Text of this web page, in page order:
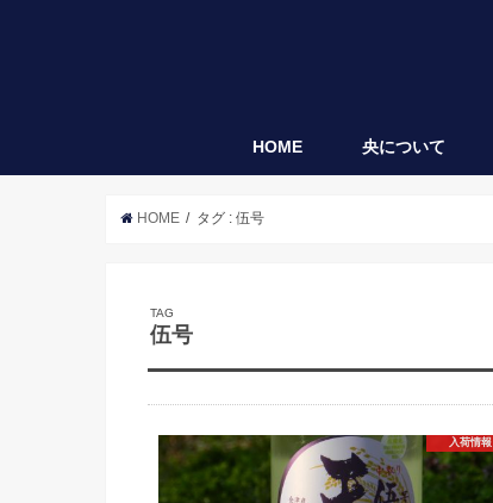
HOME 央について
HOME タグ : 伍号
TAG
伍号
入荷情報